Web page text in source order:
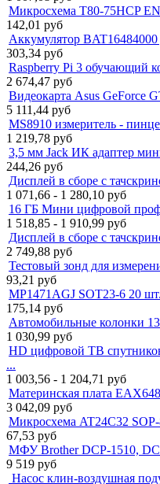
Микросхема T80-75HCP
142,01 руб
Аккумулятор
303,34 руб
Raspberry Pi 3 обучающий
2 674,47 руб
Видеокарта Asus GeForce
5 111,44 руб
MS8910 измеритель -
1 219,78 руб
3,5 мм Jack ИК адаптер
244,26 руб
Дисплей в сборе с
1 071,66 - 1 280,10 руб
16 ГБ Мини цифровой
1 518,85 - 1 910,99 руб
Дисплей в сборе с
2 749,88 руб
Тестовый зонд для
93,21 руб
MP1471AGJ SOT23-6 20
175,14 руб
Автомобильные колонки
1 030,99 руб
HD цифровой ТВ
...
1 003,56 - 1 204,71 руб
Материнская плата
3 042,09 руб
Микросхема AT24C32
67,53 руб
МФУ Brother DCP-1510,
9 519 руб
Насос клин-воздушная